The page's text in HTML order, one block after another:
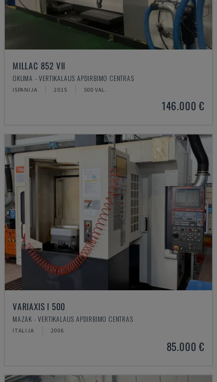
MILLAC 852 VII
OKUMA - VERTIKALAUS APDIRBIMO CENTRAS
ISPANIJA 2015 500 VAL.
146.000 €
VARIAXIS I 500
MAZAK - VERTIKALAUS APDIRBIMO CENTRAS
ITALIJA 2006
85.000 €